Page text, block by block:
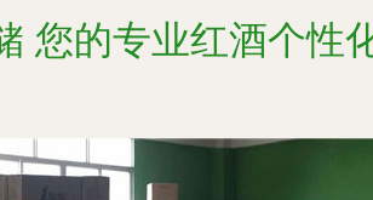
您的专业红酒个性